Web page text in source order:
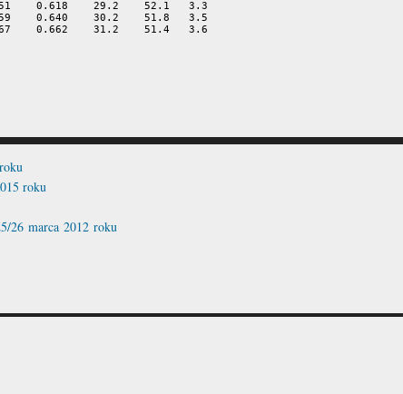
0.618    29.2    52.1   3.3
0.640    30.2    51.8   3.5
0.662    31.2    51.4   3.6
roku
26 marca 2012 roku